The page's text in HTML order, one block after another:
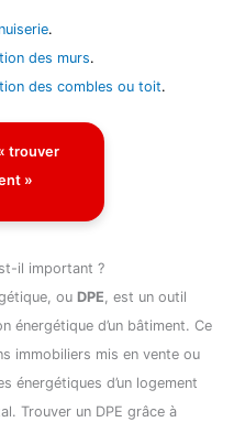
.
des murs.
des combles ou toit.
trouver
»
il important ?
ou DPE , est un outil
énergétique d’un bâtiment. Ce
immobiliers mis en vente ou
énergétiques d’un logement
Trouver un DPE grâce à